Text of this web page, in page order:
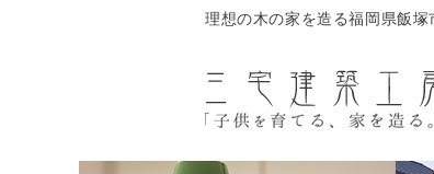
理想の木の家を造る福岡県飯